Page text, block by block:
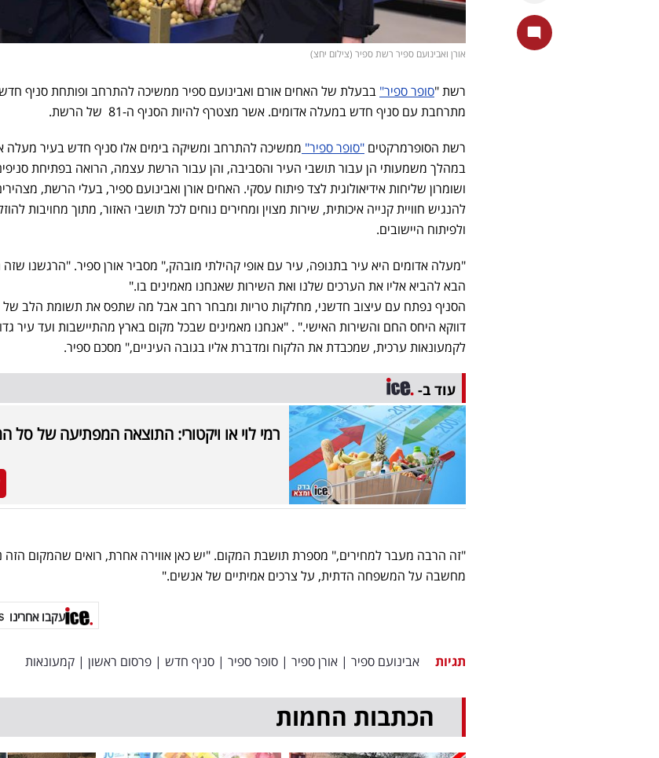
אורן ואבינועם ספיר רשת ספיר (צילום יחצ)
רשת "סופר ספיר" בבעלת של האחים אורם ואבינועם ספיר ממשיכה להתרחב ופותחת סניף
מתרחבת עם סניף חדש במעלה אדומים. אשר מצטרף להיות הסניף ה-81 של הרשת.
רשת הסופרמרקטים "סופר ספיר" ממשיכה להתרחב ומשיקה בימים אלו סניף חדש בעיר מעלה
במהלך משמעותי הן עבור תושבי העיר והסביבה, והן עבור הרשת עצמה, הרואה בפתיחת
ושומרון שליחות אידיאולוגית לצד פיתוח עסקי. האחים אורן ואבינועם ספיר, בעלי הרשת,
להנגיש חוויית קנייה איכותית, שירות מצוין ומחירים נוחים לכל תושבי האזור, מתוך מחויבות
ולפיתוח היישובים.
"מעלה אדומים היא עיר בתנופה, עיר עם אופי קהילתי מובהק," מסביר אורן ספיר. "הרגשנו שזה
הבא להביא אליו את הערכים שלנו ואת השירות שאנחנו מאמינים בו."
הסניף נפתח עם עיצוב חדשני, מחלקות טריות ומבחר רחב אבל מה שתפס את תשומת הלב של
דווקא היחס החם והשירות האישי." . "אנחנו מאמינים שבכל מקום בארץ מהתיישבות ועד עיר
לקמעונאות ערכית, שמכבדת את הלקוח ומדברת אליו בגובה העיניים," מסכם ספיר.
עוד ב-
רמי לוי או ויקטורי: התוצאה המפתיעה של סל
"זה הרבה מעבר למחירים," מספרת תושבת המקום. "יש כאן אווירה אחרת, רואים שהמקום הזה
מחשבה על המשפחה הדתית, על צרכים אמיתיים של אנשים."
עקבו אחרינו
תגיות אבינועם ספיר | אורן ספיר | סופר ספיר | סניף חדש | פרסום ראשון | קמעונאות
הכתבות החמות